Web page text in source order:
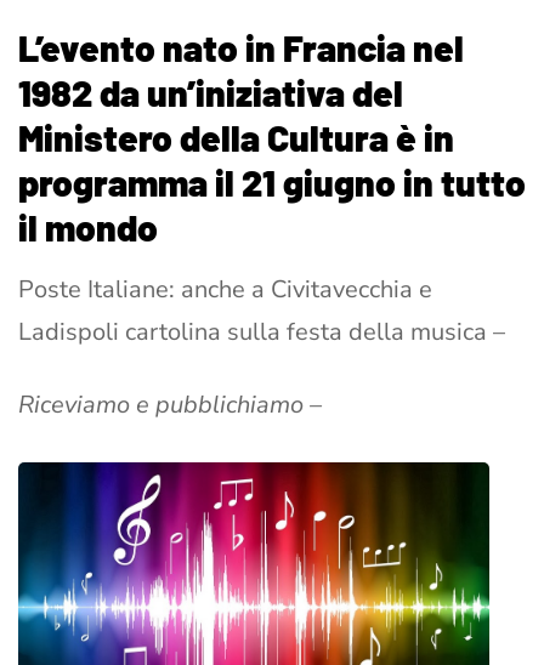
L’evento nato in Francia nel
1982 da un’iniziativa del
Ministero della Cultura è in
programma il 21 giugno in tutto
il mondo
Poste Italiane: anche a Civitavecchia e
Ladispoli cartolina sulla festa della musica –
Riceviamo e pubblichiamo –